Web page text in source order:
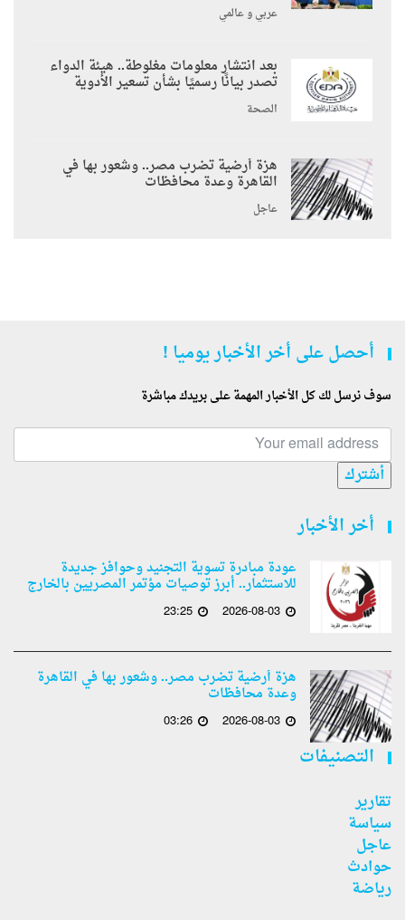
عربي و عالمي
بعد انتشار معلومات مغلوطة.. هيئة الدواء
تصدر بيانًا رسميًا بشأن تسعير الأدوية
الصحة
هزة أرضية تضرب مصر.. وشعور بها في
القاهرة وعدة محافظات
عاجل
أحصل على أخر الأخبار يوميا !
سوف نرسل لك كل الأخبار المهمة على بريدك مباشرة
أشترك
أخر الأخبار
عودة مبادرة تسوية التجنيد وحوافز جديدة
للاستثمار.. أبرز توصيات مؤتمر المصريين بالخارج
2026-08-03
23:25
هزة أرضية تضرب مصر.. وشعور بها في القاهرة
وعدة محافظات
2026-08-03
03:26
التصنيفات
تقارير
سياسة
عاجل
حوادث
رياضة